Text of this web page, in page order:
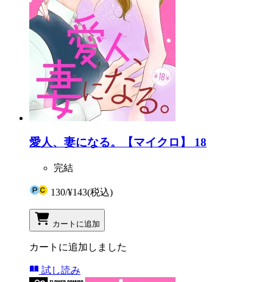
愛人、妻になる。【マイクロ】 18
完結
130/¥143(税込)
カートに追加
カートに追加しました
試し読み